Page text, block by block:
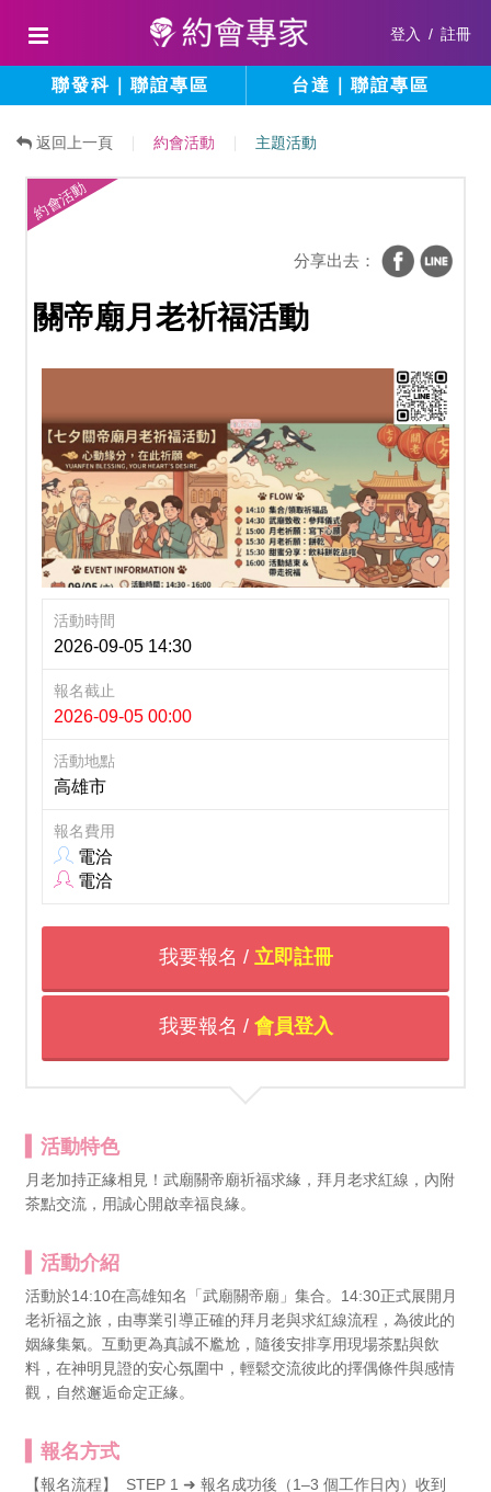
登入 / 註冊
聯發科｜聯誼專區 台達｜聯誼專區
返回上一頁 約會活動 主題活動
約會活動
分享出去：
關帝廟月老祈福活動
活動時間
2026-09-05 14:30
報名截止
2026-09-05 00:00
活動地點
高雄市
報名費用
電洽
電洽
我要報名 / 立即註冊
我要報名 / 會員登入
活動特色
月老加持正緣相見！武廟關帝廟祈福求緣，拜月老求紅線，內附
茶點交流，用誠心開啟幸福良緣。
活動介紹
活動於14:10在高雄知名「武廟關帝廟」集合。14:30正式展開月
老祈福之旅，由專業引導正確的拜月老與求紅線流程，為彼此的
姻緣集氣。互動更為真誠不尷尬，隨後安排享用現場茶點與飲
料，在神明見證的安心氛圍中，輕鬆交流彼此的擇偶條件與感情
觀，自然邂逅命定正緣。
報名方式
【報名流程】 STEP 1 ➜ 報名成功後（1–3 個工作日內）收到